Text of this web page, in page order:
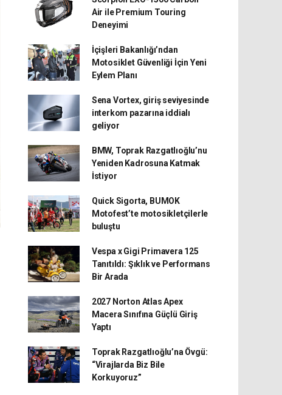
Air ile Premium Touring
Deneyimi
İçişleri Bakanlığı’ndan
Motosiklet Güvenliği İçin Yeni
Eylem Planı
Sena Vortex, giriş seviyesinde
interkom pazarına iddialı
geliyor
BMW, Toprak Razgatlıoğlu’nu
Yeniden Kadrosuna Katmak
İstiyor
Quick Sigorta, BUMOK
Motofest’te motosikletçilerle
buluştu
Vespa x Gigi Primavera 125
Tanıtıldı: Şıklık ve Performans
Bir Arada
2027 Norton Atlas Apex
Macera Sınıfına Güçlü Giriş
Yaptı
Toprak Razgatlıoğlu’na Övgü:
“Virajlarda Biz Bile
Korkuyoruz”